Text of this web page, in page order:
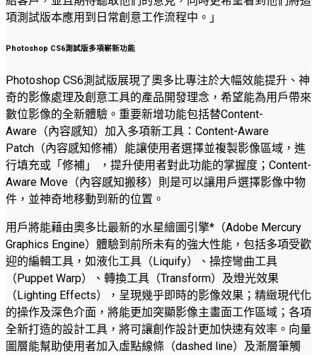
項測試版本應用到日常創意工作流程中。」
Photoshop CS6測試版多項嶄新功能
Photoshop CS6測試版展現了奧多比專注於大幅效能提升、神
奇的影像處理及創意工具的產品開發理念，希望能為用戶帶來
數位影像的全新體驗。重要新增功能包括替Content-
Aware（內容感知）加入多項新工具：Content-Aware
Patch（內容感知修補）能讓使用者選擇並複製影像區域，進
行填充或「修補」 ，提升使用者對此功能的掌握度；Content-
Aware Move（內容感知搬移）則是可以讓用戶選擇影像中物
件，並神奇地移動到新的位置。
用戶將能藉由奧多比最新的水星繪圖引擎*（Adobe Mercury
Graphics Engine）體驗到前所未有的強大性能，包括多項受歡
迎的編輯工具，如液化工具（Liquify）、操控彎曲工具
（Puppet Warp）、轉換工具（Transform）及燈光效果
（Lighting Effects），呈現幾乎即時的影像效果；精緻現代化
的操作及深色介面，將能更加突顯影像主畫面工作區域；各項
全新打造的設計工具，將可讓創作設計更加快速有效率。向量
圖層能幫助使用者加入虛點線條（dashed line）及漸層筆觸